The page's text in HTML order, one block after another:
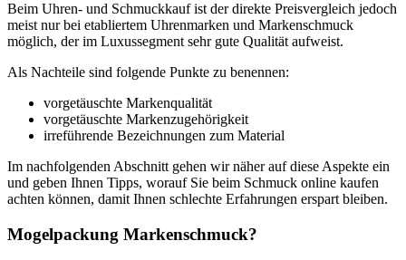
Beim Uhren- und Schmuckkauf ist der direkte Preisvergleich jedoch
meist nur bei etabliertem Uhrenmarken und Markenschmuck
möglich, der im Luxussegment sehr gute Qualität aufweist.
Als Nachteile sind folgende Punkte zu benennen:
vorgetäuschte Markenqualität
vorgetäuschte Markenzugehörigkeit
irreführende Bezeichnungen zum Material
Im nachfolgenden Abschnitt gehen wir näher auf diese Aspekte ein
und geben Ihnen Tipps, worauf Sie beim Schmuck online kaufen
achten können, damit Ihnen schlechte Erfahrungen erspart bleiben.
Mogelpackung Markenschmuck?